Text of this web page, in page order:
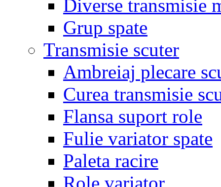
Diverse transmisie
Grup spate
Transmisie scuter
Ambreiaj plecare
Curea transmisie
Flansa suport role
Fulie variator spate
Paleta racire
Role variator